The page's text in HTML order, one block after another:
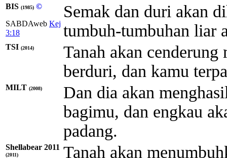
BIS (1985) ©
SABDAweb Kej
3:18
Semak dan duri akan
tumbuh-tumbuhan liar
TSI (2014)
Tanah akan cenderung
berduri, dan kamu
MILT (2008)
Dan dia akan
bagimu, dan engkau
padang.
Shellabear 2011
(2011)
Tanah akan